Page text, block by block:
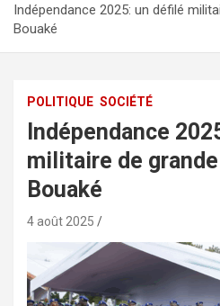
Indépendance 2025: un défilé
Bouaké
POLITIQUE SOCIÉTÉ
Indépendance
militaire de
Bouaké
4 août 2025